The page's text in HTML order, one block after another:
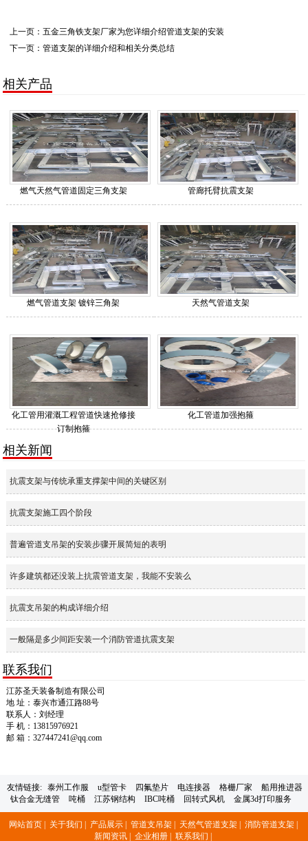
上一页：五金三角铁支架厂家为您详细介绍管道支架的安装
下一页：管道支架的详细介绍和相关分类总结
相关产品
燃气天然气管道固定三角支架 管廊托臂抗震支架
燃气管道支架 镀锌三角架 天然气管道支架
化工管用灌溉工程管道快速抢修接
订制抱箍
化工管道加强抱箍
相关新闻
抗震支架与传统承重支撑架中间的关键区别
抗震支架施工四个阶段
普遍管道支吊架的安装步骤开展简短的表明
许多建筑都还没装上抗震管道支架，我能不安装么
抗震支吊架的构成详细介绍
一般隔是多少间距安装一个消防管道抗震支架
联系我们
江苏圣天装备制造有限公司
地 址：泰兴市通江路88号
联系人：刘经理
手 机：13815976921
邮 箱：327447241@qq.com
友情链接: 泰州工作服 u型管卡 四氟垫片 电连接器 格栅厂家
船用推进器
钛合金无缝管
吨桶 江苏钢结构 IBC吨桶 回转式风机 金属3d打印服务
网站首页 | 关于我们 | 产品展示 | 管道支吊架 | 天然气管道支架 | 消防管道支架 |
新闻资讯 | 企业相册 | 联系我们 |